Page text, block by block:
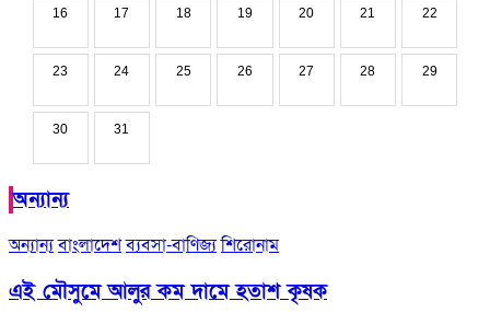
16 17 18 19 20 21 22
23 24 25 26 27 28 29
30 31
অন্যান্য
অন্যান্যবাংলাদেশব্যবসা-বাণিজ্যশিরোনাম
এই মৌসুমে আলুর কম দামে হতাশ কৃষক